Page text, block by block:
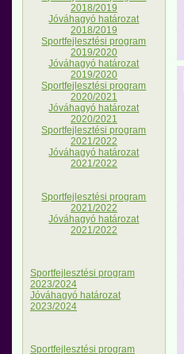
2018/2019
Jóváhagyó határozat
2018/2019
Sportfejlesztési program
2019/2020
Jóváhagyó határozat
2019/2020
Sportfejlesztési program
2020/2021
Jóváhagyó határozat
2020/2021
Sportfejlesztési program
2021/2022
Jóváhagyó határozat
2021/2022
Sportfejlesztési program
2021/2022
Jóváhagyó határozat
2021/2022
Sportfejlesztési program
2023/2024
Jóváhagyó határozat
2023/2024
Sportfejlesztési program